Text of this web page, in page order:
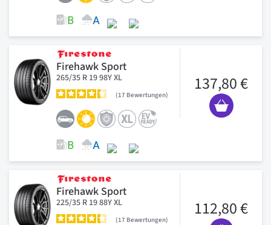
Firehawk Sport
265/35 R 19 98Y XL
17 Bewertungen
137,80 €
Firehawk Sport
225/35 R 19 88Y XL
17 Bewertungen
112,80 €